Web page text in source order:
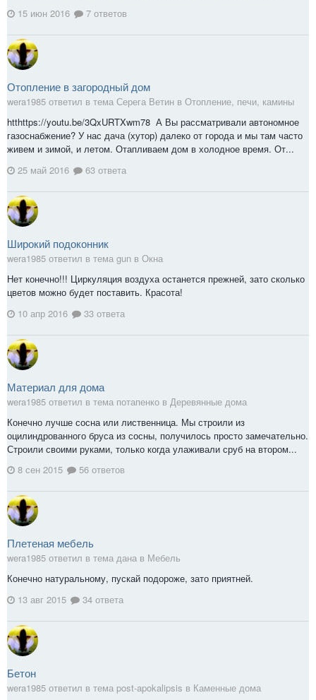
15 июн 2016
7 ответов
Отопление в загородный дом
wera1985 ответил в тема Серега Ветин в Отопление, печи, камины
htthttps://youtu.be/3QxURTXwm78 А Вы рассматривали автономное
газоснабжение? У нас дача (хутор) далеко от города и мы там часто
живем и зимой, и летом. Отапливаем дом в холодное время. От...
25 май 2016
63 ответа
Широкий подоконник
wera1985 ответил в тема gun в Окна
Нет конечно!!! Циркуляция воздуха останется прежней, зато сколько
цветов можно будет поставить. Красота!
10 апр 2016
33 ответа
Материал для дома
wera1985 ответил в тема потапенко в Деревянные дома
Конечно лучше сосна или лиственница. Мы строили из
оцилиндрованного бруса из сосны, получилось просто замечательно.
Строили своими руками, только когда улаживали сруб на втором...
8 сен 2015
56 ответов
Плетеная мебель
wera1985 ответил в тема дана в Мебель
Конечно натуральному, пускай подороже, зато приятней.
13 авг 2015
34 ответа
Бетон
wera1985 ответил в тема post-apokalipsis в Каменные дома